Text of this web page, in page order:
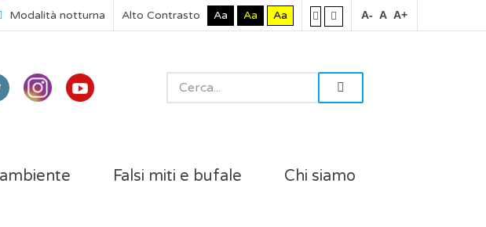
Modalità notturna Alto Contrasto Aa Aa Aa A- A A+
Falsi miti e bufale Chi siamo